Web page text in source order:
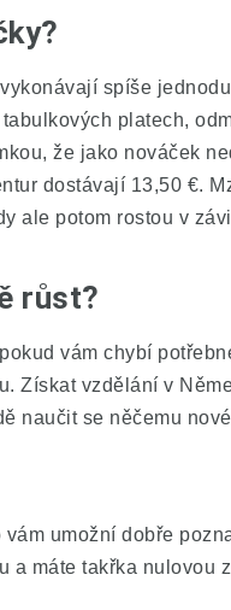
spíše
platech,
že jako nováček
dostávají 13,50 €.
ale potom rostou v
růst?
vám chybí
Získat vzdělání v
naučit se něčemu
umožní dobře
a máte takřka nulovou